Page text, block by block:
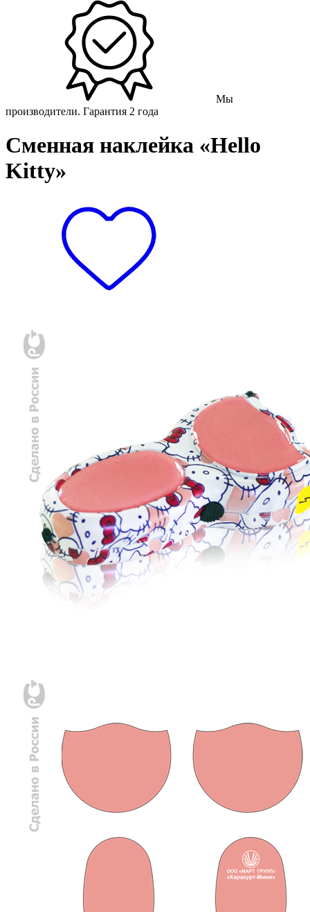
Мы
производители. Гарантия 2 года
Сменная наклейка «Hello
Kitty»